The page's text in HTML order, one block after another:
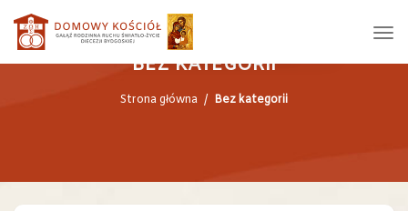
BEZ KATEGORII
Strona główna / Bez kategorii